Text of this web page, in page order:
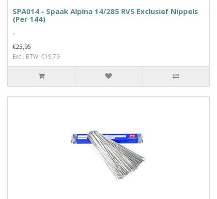
SPA014 - Spaak Alpina 14/285 RVS Exclusief Nippels
(Per 144)
..
€23,95
Excl. BTW: €19,79